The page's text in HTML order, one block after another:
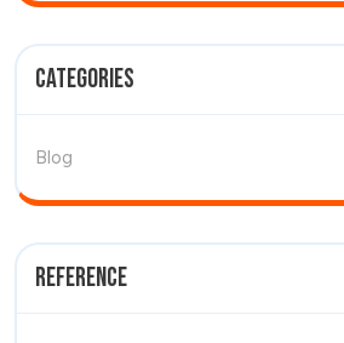
Categories
Blog
Reference